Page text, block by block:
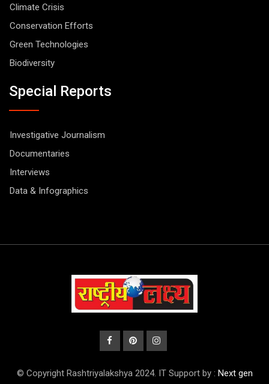
Climate Crisis
Conservation Efforts
Green Technologies
Biodiversity
Special Reports
Investigative Journalism
Documentaries
Interviews
Data & Infographics
© Copyright Rashtriyalakshya 2024. IT Support by : Next gen